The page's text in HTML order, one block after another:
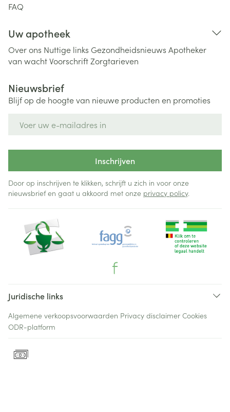
FAQ
Uw apotheek
Over ons Nuttige links Gezondheidsnieuws Apotheker
van wachtVoorschriftZorgtarieven
Nieuwsbrief
Blijf op de hoogte van nieuwe producten en promoties
Inschrijven
Door op inschrijven te klikken, schrijft u zich in voor onze
nieuwsbrief en gaat u akkoord met onze privacy policy.
Juridische links
Algemene verkoopsvoorwaarden Privacy disclaimer Cookies
ODR-platform